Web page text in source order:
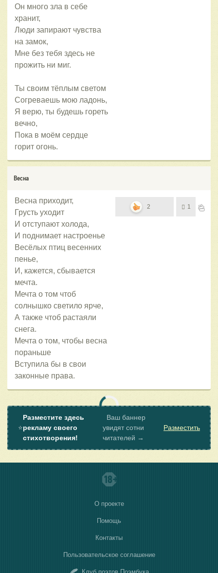
Он много зла в себе
хранит,
Люди запирают чувства
на замок,
Мне без тебя здесь не
прожить ни миг.
Ты своим тёплым светом
Согреваешь мою ладонь,
Я верю, ты будешь гореть
вечно,
Пока в моём сердце
горит огонь.
Весна
Весна приходит,
Грусть уходит
И отступают холода,
И поднимает настроенье
Весёлых птиц весенних
пенье,
И, кажется, сбывается
мечта.
Мечта о том чтоб
солнышко светило ярче,
А также чтоб растаяли
снега.
Мечта о том, чтобы весна
пораньше
Вступила бы в свои
законные права.
2 1
⭐
Разместите здесь
рекламу своего
стихотворения!
Ваш баннер
увидят сотни
читателей →
Разместить
О проекте
Помощь
Контакты
Пользовательское соглашение